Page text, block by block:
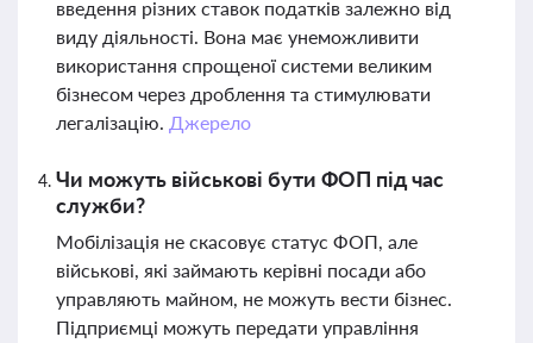
введення різних ставок податків залежно від
виду діяльності. Вона має унеможливити
використання спрощеної системи великим
бізнесом через дроблення та стимулювати
легалізацію. Джерело
Чи можуть військові бути ФОП під час
служби?
Мобілізація не скасовує статус ФОП, але
військові, які займають керівні посади або
управляють майном, не можуть вести бізнес.
Підприємці можуть передати управління